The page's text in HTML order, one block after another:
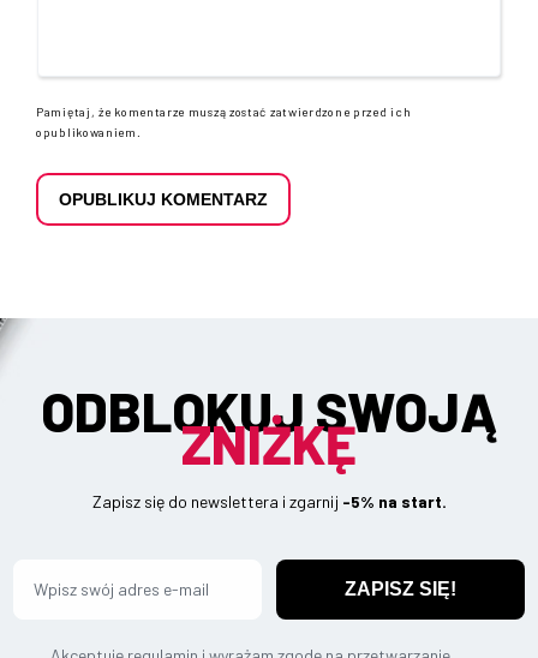
Pamiętaj, że komentarze muszą zostać zatwierdzone przed ich
opublikowaniem.
ODBLOKUJ SWOJĄ
ZNIŻKĘ
Zapisz się do newslettera i zgarnij -5% na start.
ZAPISZ SIĘ!